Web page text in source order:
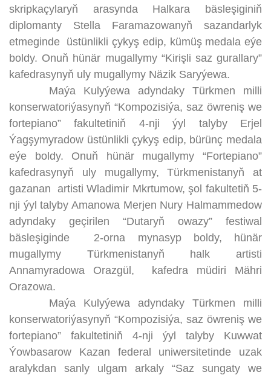
skripkaçylaryň arasynda Halkara bäsleşiginiň
diplomanty Stella Faramazowanyň sazandarlyk
etmeginde üstünlikli çykyş edip, kümüş medala eýe
boldy. Onuň hünär mugallymy “Kirişli saz gurallary”
kafedrasynyň uly mugallymy Näzik Saryýewa.
Maýa Kulyýewa adyndaky Türkmen milli
konserwatoriýasynyň “Kompozisiýa, saz öwreniş we
fortepiano” fakultetiniň 4-nji ýyl talyby Erjel
Ýagşymyradow üstünlikli çykyş edip, bürünç medala
eýe boldy. Onuň hünär mugallymy “Fortepiano”
kafedrasynyň uly mugallymy, Türkmenistanyň at
gazanan artisti Wladimir Mkrtumow, şol fakultetiň 5-
nji ýyl talyby Amanowa Merjen Nury Halmammedow
adyndaky geçirilen “Dutaryň owazy” festiwal
bäsleşiginde 2-orna mynasyp boldy, hünär
mugallymy Türkmenistanyň halk artisti
Annamyradowa Orazgül, kafedra müdiri Mähri
Orazowa.
Maýa Kulyýewa adyndaky Türkmen milli
konserwatoriýasynyň “Kompozisiýa, saz öwreniş we
fortepiano” fakultetiniň 4-nji ýyl talyby Kuwwat
Ýowbasarow Kazan federal uniwersitetinde uzak
aralykdan sanly ulgam arkaly “Saz sungaty we